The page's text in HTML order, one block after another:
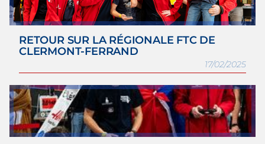
RETOUR SUR LA RÉGIONALE FTC DE
CLERMONT-FERRAND
17/02/2025